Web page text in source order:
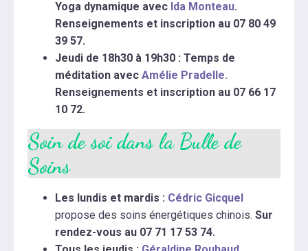
Yoga dynamique avec Ida Monteau.
Renseignements et inscription au 07 80 49
39 57.
Jeudi de 18h30 à 19h30 : Temps de
méditation avec Amélie Pradelle.
Renseignements et inscription au 07 66 17
10 72.
Soin de soi dans la Bulle de
Soins
Les lundis et mardis : Cédric Gicquel
propose des soins énergétiques chinois. Sur
rendez-vous au 07 71 17 53 74.